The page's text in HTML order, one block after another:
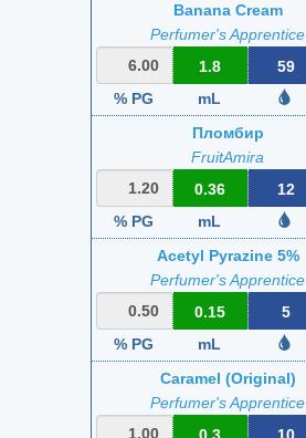
Banana Cream
Perfumer's Apprentice
1.8
59
% PG
mL
Пломбир
FruitAmira
0.36
12
% PG
mL
Acetyl Pyrazine 5%
Perfumer's Apprentice
0.15
5
% PG
mL
Caramel (Original)
Perfumer's Apprentice